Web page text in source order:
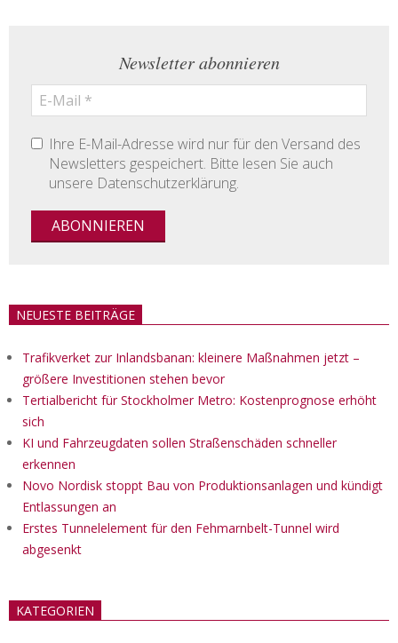
Newsletter abonnieren
Ihre E-Mail-Adresse wird nur für den Versand des
Newsletters gespeichert. Bitte lesen Sie auch
unsere Datenschutzerklärung.
NEUESTE BEITRÄGE
Trafikverket zur Inlandsbanan: kleinere Maßnahmen jetzt –
größere Investitionen stehen bevor
Tertialbericht für Stockholmer Metro: Kostenprognose erhöht
sich
KI und Fahrzeugdaten sollen Straßenschäden schneller
erkennen
Novo Nordisk stoppt Bau von Produktionsanlagen und kündigt
Entlassungen an
Erstes Tunnelelement für den Fehmarnbelt-Tunnel wird
abgesenkt
KATEGORIEN